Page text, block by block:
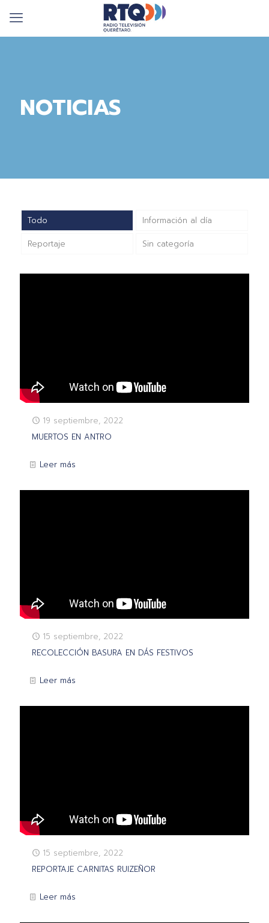
NOTICIAS
Todo Información al día
Reportaje Sin categoría
19 septiembre, 2022
MUERTOS EN ANTRO
Leer más
15 septiembre, 2022
RECOLECCIÓN BASURA EN DÁS FESTIVOS
Leer más
15 septiembre, 2022
REPORTAJE CARNITAS RUIZEÑOR
Leer más